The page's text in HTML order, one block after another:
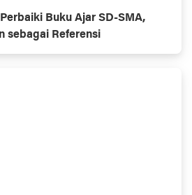
Buku Ajar SD-SMA,
sebagai Referensi